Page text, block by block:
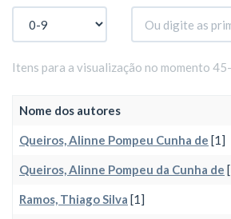
Itens para a visualização no momento
Nome dos autores
Queiros, Alinne Pompeu Cunha de [1]
Queiros, Alinne Pompeu da Cunha de
Ramos, Thiago Silva [1]